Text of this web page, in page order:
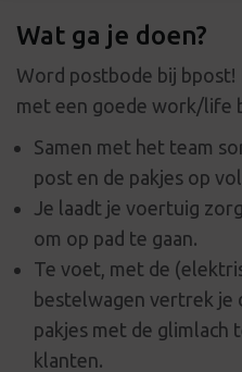
Wat ga je doen?
Word postbode bij bpost!
met een goede work/life
Samen met het team
post en de pakjes op
Je laadt je voertuig
om op pad te gaan.
Te voet, met de
bestelwagen vertrek je
pakjes met de glimlach
klanten.